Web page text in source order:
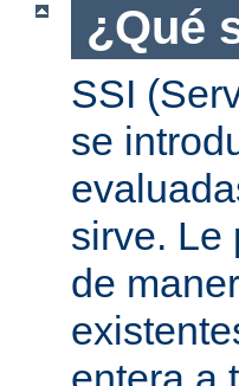
¿Qué
SSI
se
sirve. Le
de